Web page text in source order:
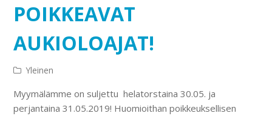
POIKKEAVAT
AUKIOLOAJAT!
Yleinen
Myymälämme on suljettu helatorstaina 30.05. ja
perjantaina 31.05.2019! Huomioithan poikkeuksellisen